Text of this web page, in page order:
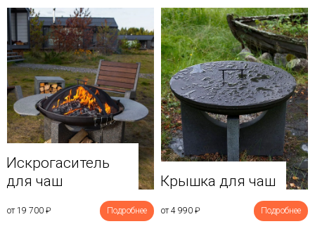
Искрогаситель
для чаш
от 19 700 ₽ Подробнее
Крышка для чаш
от 4 990 ₽ Подробнее